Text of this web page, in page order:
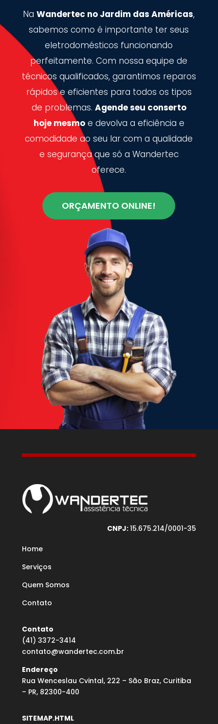
NaWandertec no Jardim das Américas,
sabemos como é importante ter seus
eletrodomésticos funcionando
perfeitamente. Com nossa equipe de
técnicos qualificados, garantimos reparos
rápidos e eficientes para todos os tipos
de problemas. Agende seu conserto
hoje mesmoe devolva a eficiência e
comodidade ao seu lar com a qualidade
e segurança que só a Wandertec
oferece.
ORÇAMENTO ONLINE!
CNPJ:15.675.214/0001-35
Home
Serviços
Quem Somos
Contato
Contato
(41) 3372-3414
contato@wandertec.com.br
Endereço
Rua Wenceslau Cvintal, 222 – São Braz, Curitiba
– PR, 82300-400
SITEMAP.HTML